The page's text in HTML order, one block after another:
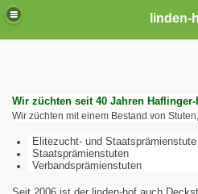
linden-
Wir züchten seit 40 Jahren
Wir züchten mit einem Bestand von
Elitezucht- und Staatsprämienstute
Staatsprämienstuten
Verbandsprämienstuten